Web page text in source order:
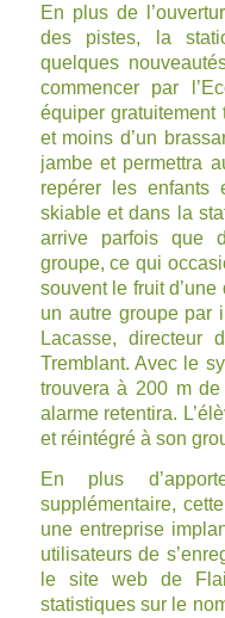
En plus de
des pistes, la
quelques
commencer par
équiper
et moins d’un
jambe et permettra
repérer les enfants
skiable et dans la
arrive parfois que
groupe, ce qui
souvent le fruit
un autre groupe par
Lacasse, directeur
Tremblant. Avec le
trouvera à 200 m
alarme retentira.
et réintégré à son
En plus
supplémentaire,
une entreprise
utilisateurs de
le site web de
statistiques sur le